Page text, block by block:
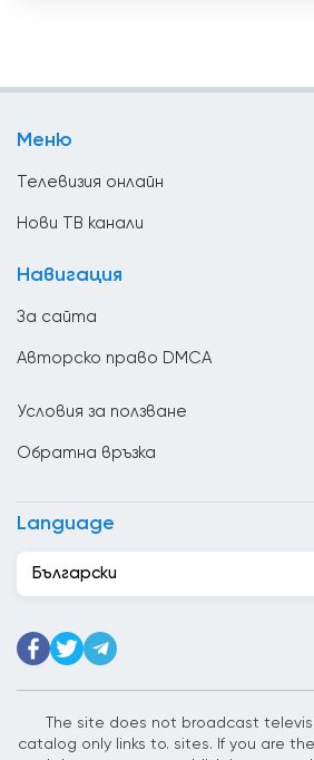
Гватемала
Германия
Джибути
Египет
Меню
Телевизия онлайн
Нови ТВ канали
Навигация
За сайта
Авторско право DMCA
Условия за ползване
Обратна връзка
Language
Български
The site does not broadcast
catalog only links to. sites. If you are